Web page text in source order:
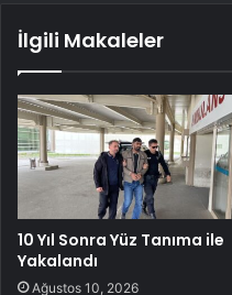
İlgili Makaleler
10 Yıl Sonra Yüz Tanıma ile
Yakalandı
Ağustos 10, 2026